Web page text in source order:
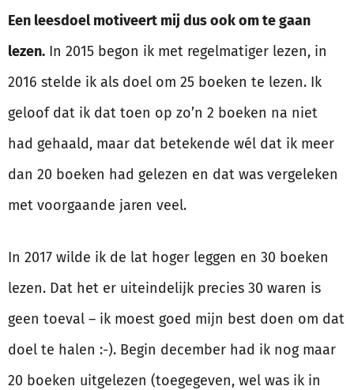
Een leesdoel motiveert mij dus ook om te gaan
lezen. In 2015 begon ik met regelmatiger lezen, in
2016 stelde ik als doel om 25 boeken te lezen. Ik
geloof dat ik dat toen op zo’n 2 boeken na niet
had gehaald, maar dat betekende wél dat ik meer
dan 20 boeken had gelezen en dat was vergeleken
met voorgaande jaren veel.
In 2017 wilde ik de lat hoger leggen en 30 boeken
lezen. Dat het er uiteindelijk precies 30 waren is
geen toeval – ik moest goed mijn best doen om dat
doel te halen :-). Begin december had ik nog maar
20 boeken uitgelezen (toegegeven, wel was ik in